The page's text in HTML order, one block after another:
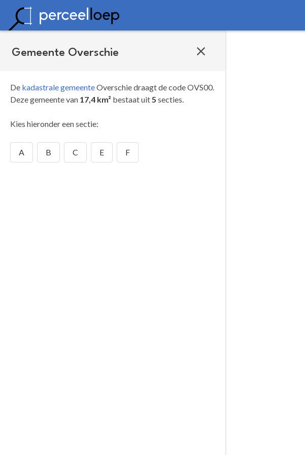
Gemeente Overschie
De kadastrale gemeenteOverschie draagt de code OVS00.
Deze gemeente van 17,4 km² bestaat uit5 secties.
Kies hieronder een sectie:
A B C E F